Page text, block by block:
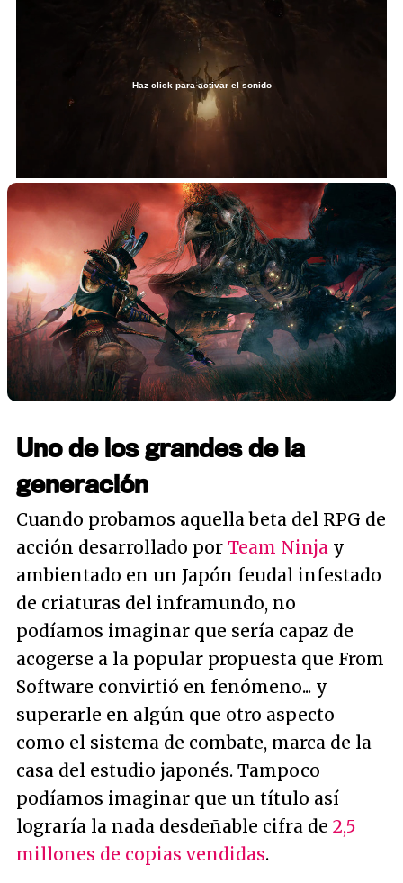
Haz click para activar el sonido
Uno de los grandes de la
generación
Cuando probamos aquella beta del RPG de
acción desarrollado por Team Ninja y
ambientado en un Japón feudal infestado
de criaturas del inframundo, no
podíamos imaginar que sería capaz de
acogerse a la popular propuesta que From
Software convirtió en fenómeno... y
superarle en algún que otro aspecto
como el sistema de combate, marca de la
casa del estudio japonés. Tampoco
podíamos imaginar que un título así
lograría la nada desdeñable cifra de 2,5
millones de copias vendidas.